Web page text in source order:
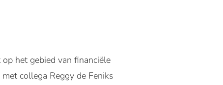
het gebied van financiële
collega Reggy de Feniks